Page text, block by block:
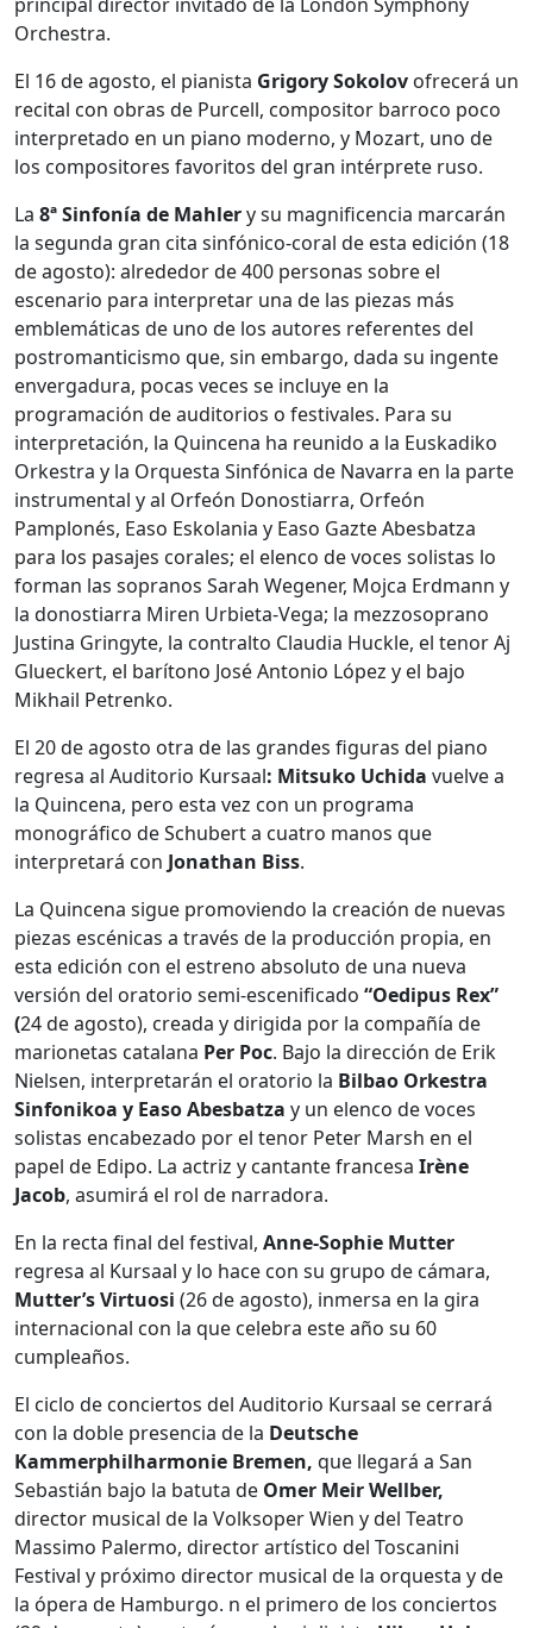
Orchestra.
El 16 de agosto, el pianista Grigory Sokolov ofrecerá un
recital con obras de Purcell, compositor barroco poco
interpretado en un piano moderno, y Mozart, uno de
los compositores favoritos del gran intérprete ruso.
La 8ª Sinfonía de Mahlery su magnificencia marcarán
la segunda gran cita sinfónico-coral de esta edición (18
de agosto): alrededor de 400 personas sobre el
escenario para interpretar una de las piezas más
emblemáticas de uno de los autores referentes del
postromanticismo que, sin embargo, dada su ingente
envergadura, pocas veces se incluye en la
programación de auditorios o festivales. Para su
interpretación, la Quincena ha reunido a la Euskadiko
Orkestra y la Orquesta Sinfónica de Navarra en la parte
instrumental y al Orfeón Donostiarra, Orfeón
Pamplonés, Easo Eskolania y Easo Gazte Abesbatza
para los pasajes corales; el elenco de voces solistas lo
forman las sopranos Sarah Wegener, Mojca Erdmann y
la donostiarra Miren Urbieta-Vega; la mezzosoprano
Justina Gringyte, la contralto Claudia Huckle, el tenor Aj
Glueckert, el barítono José Antonio López y el bajo
Mikhail Petrenko.
El 20 de agosto otra de las grandes figuras del piano
regresa al Auditorio Kursaal: Mitsuko Uchida vuelve a
la Quincena, pero esta vez con un programa
monográfico de Schubert a cuatro manos que
interpretará con Jonathan Biss.
La Quincena sigue promoviendo la creación de nuevas
piezas escénicas a través de la producción propia, en
esta edición con el estreno absoluto de una nueva
versión del oratorio semi-escenificado “Oedipus Rex”
(24 de agosto), creada y dirigida por la compañía de
marionetas catalana Per Poc. Bajo la dirección de Erik
Nielsen, interpretarán el oratorio la Bilbao Orkestra
Sinfonikoa y Easo Abesbatza y un elenco de voces
solistas encabezado por el tenor Peter Marsh en el
papel de Edipo. La actriz y cantante francesa Irène
Jacob, asumirá el rol de narradora.
En la recta final del festival, Anne-Sophie Mutter
regresa al Kursaal y lo hace con su grupo de cámara,
Mutter’s Virtuosi (26 de agosto), inmersa en la gira
internacional con la que celebra este año su 60
cumpleaños.
El ciclo de conciertos del Auditorio Kursaal se cerrará
con la doble presencia de la Deutsche
Kammerphilharmonie Bremen, que llegará a San
Sebastián bajo la batuta de Omer Meir Wellber,
director musical de la Volksoper Wien y del Teatro
Massimo Palermo, director artístico del Toscanini
Festival y próximo director musical de la orquesta y de
la ópera de Hamburgo. n el primero de los conciertos